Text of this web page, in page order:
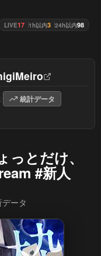
LIVE17 1h以内3 24h以内98
統計データ
っとだけ、
#新人
ータ